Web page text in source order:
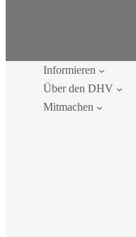
Informieren
Über den DHV
Mitmachen